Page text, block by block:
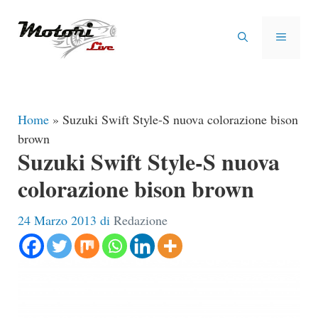
MENU
Home » Suzuki Swift Style-S nuova colorazione bison
brown
Suzuki Swift Style-S nuova
colorazione bison brown
24 Marzo 2013 di Redazione